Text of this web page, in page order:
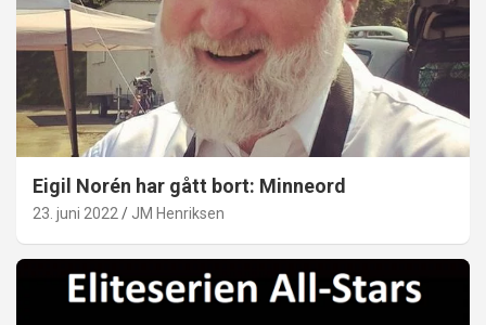
Eigil Norén har gått bort: Minneord
23. juni 2022 JM Henriksen